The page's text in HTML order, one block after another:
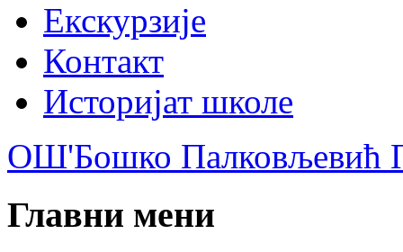
Екскурзије
Контакт
Историјат школе
ОШ'Бошко Палковљевић
Главни мени